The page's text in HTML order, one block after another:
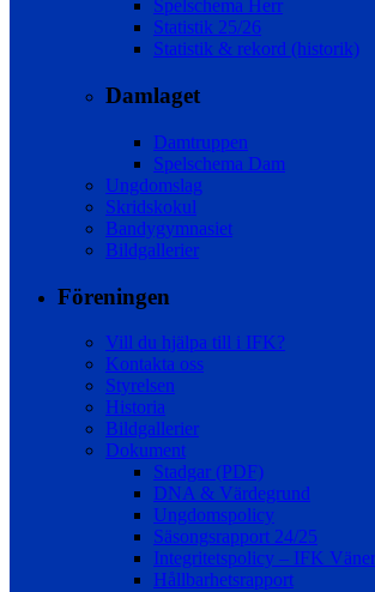
Spelschema Herr
Statistik 25/26
Statistik & rekord (historik)
Damlaget
Damtruppen
Spelschema Dam
Ungdomslag
Skridskokul
Bandygymnasiet
Bildgallerier
Föreningen
Vill du hjälpa till i IFK?
Kontakta oss
Styrelsen
Historia
Bildgallerier
Dokument
Stadgar (PDF)
DNA & Värdegrund
Ungdomspolicy
Säsongsrapport 24/25
Integritetspolicy – IFK
Hållbarhetsrapport